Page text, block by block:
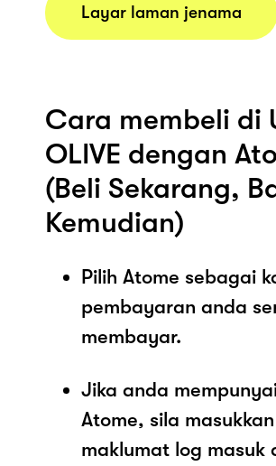
Layar laman jenama
Cara membeli di
OLIVE dengan
(Beli Sekarang,
Kemudian)
Pilih Atome sebagai
pembayaran anda
membayar.
Jika anda
Atome, sila masukkan
maklumat log masuk